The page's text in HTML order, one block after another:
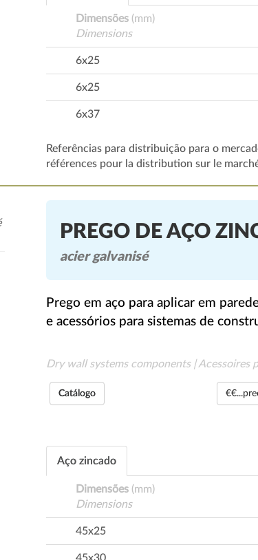
Dimensões (mm)
Dimensions
6x25
6x25
6x37
Referências para distribuição para o
références pour la distribution sur le
PREGO DE AÇO
acier galvanisé
Prego em aço para aplicar em
e acessórios para sistemas de
Dry wall systems components | Acessoires
Catálogo
Aço zincado
Dimensões (mm)
Dimensions
45x25